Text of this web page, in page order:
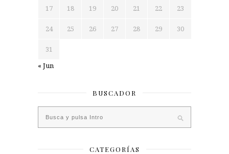
17 18 19 20 21 22 23
24 25 26 27 28 29 30
31
« Jun
BUSCADOR
CATEGORÍAS